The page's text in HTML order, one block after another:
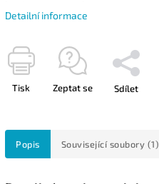
Detailní informace
Tisk Zeptat se Sdílet
Popis Související soubory (1)